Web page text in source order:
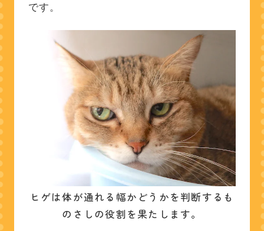
です。
ヒゲは体が通れる幅かどうかを判断するも
のさしの役割を果たします。